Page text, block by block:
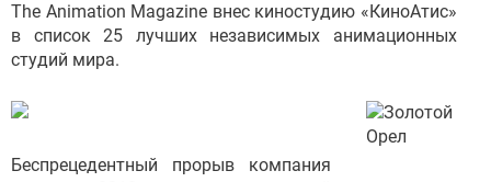
The Animation Magazine внес киностудию «КиноАтис»
в список 25 лучших независимых анимационных
студий мира.
Беспрецедентный прорыв компания